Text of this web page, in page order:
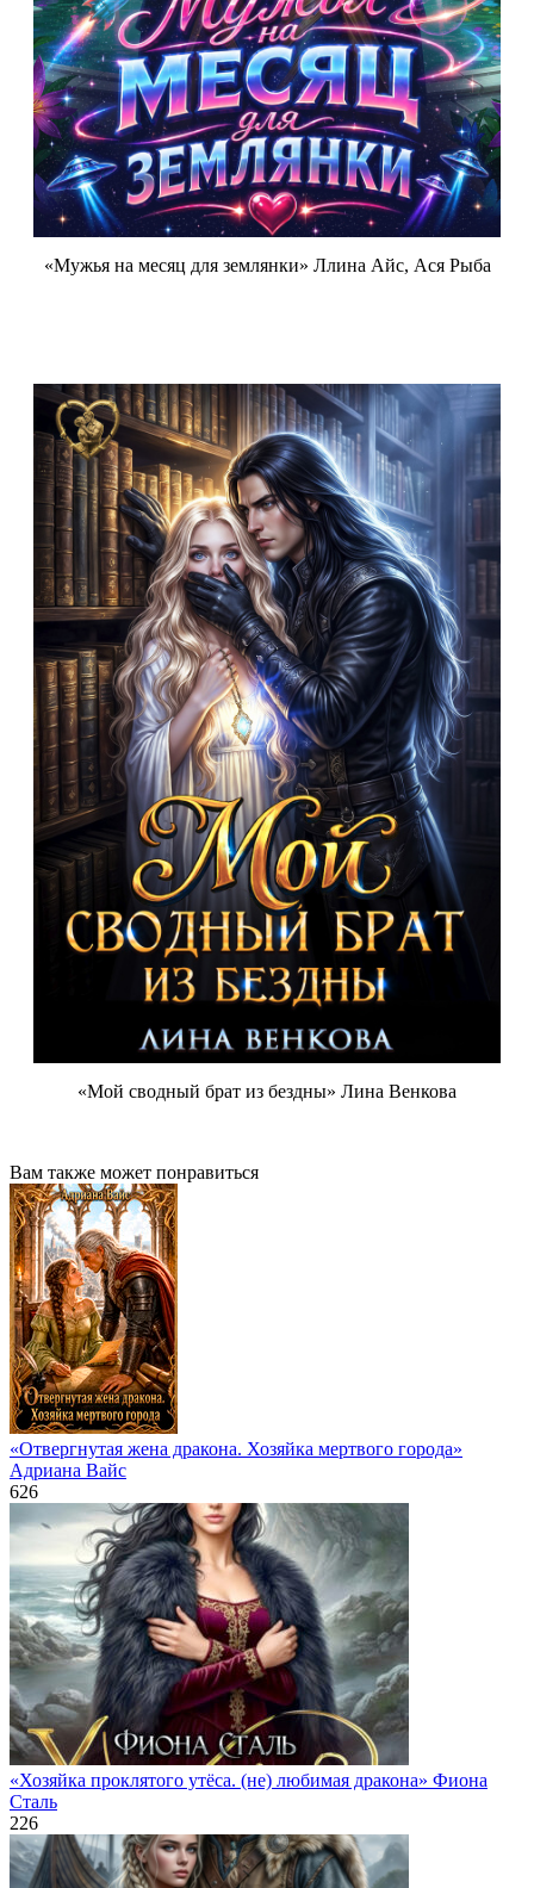
«Мужья на месяц для землянки» Ллина Айс, Ася Рыба
«Мой сводный брат из бездны» Лина Венкова
Вам также может понравиться
«Отвергнутая жена дракона. Хозяйка мертвого города»
Адриана Вайс
626
«Хозяйка проклятого утёса. (не) любимая дракона» Фиона
Сталь
226